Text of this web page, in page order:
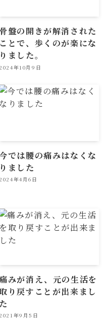
骨盤の開きが解消された
ことで、歩くのが楽にな
りました。
2024年10月9日
では腰の痛みはなくな
りました
年4月6日
みが消え、元の生活を
り戻すことが出来まし
た
年9月5日